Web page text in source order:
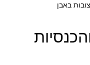
באבן